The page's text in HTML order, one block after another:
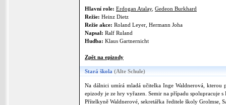
Hlavní role: Erdogan Atalay, Gedeon Burkhard
Režie: Heinz Dietz
Režie akce: Roland Leyer, Hermann Joha
Napsal: Ralf Ruland
Hudba: Klaus Gartnernicht
Zpět na epizody
Stará škola (Alte Schule)
Na dálnici umírá mladá učitelka Inge Waldnerová,
epizody je ze hry vyřazen. Semir na případu spolupracuje s
Přítelkyně Waldnerové, sekretářka ředitele školy Grolmse,